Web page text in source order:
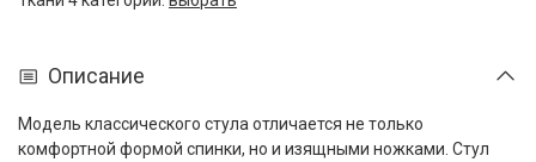
Описание
Модель классического стула отличается не только
комфортной формой спинки, но и изящными ножками. Стул